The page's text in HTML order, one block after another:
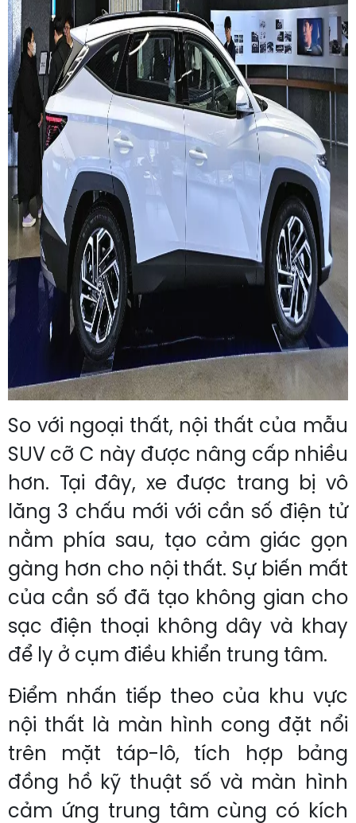
So với ngoại thất, nội thất của mẫu
SUV cỡ C này được nâng cấp nhiều
hơn. Tại đây, xe được trang bị vô
lăng 3 chấu mới với cần số điện tử
nằm phía sau, tạo cảm giác gọn
gàng hơn cho nội thất. Sự biến mất
của cần số đã tạo không gian cho
sạc điện thoại không dây và khay
để ly ở cụm điều khiển trung tâm.
Điểm nhấn tiếp theo của khu vực
nội thất là màn hình cong đặt nổi
trên mặt táp-lô, tích hợp bảng
đồng hồ kỹ thuật số và màn hình
cảm ứng trung tâm cùng có kích